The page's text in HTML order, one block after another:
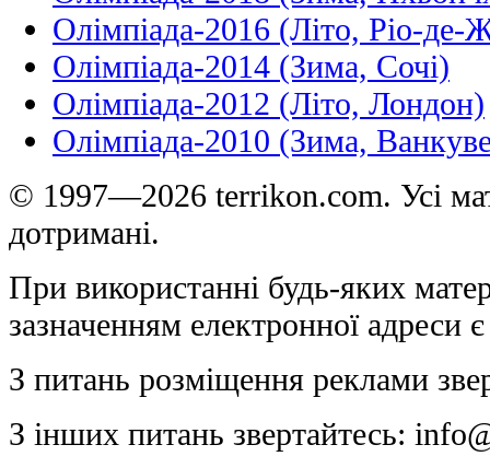
Олімпіада-2016 (Літо, Ріо-де-
Олімпіада-2014 (Зима, Сочі)
Олімпіада-2012 (Літо, Лондон)
Олімпіада-2010 (Зима,
© 1997—2026 terrikon.com. Усі
дотримані.
При використанні будь-яких
зазначенням електронної адреси
З питань розміщення реклами
З інших питань звертайтесь: